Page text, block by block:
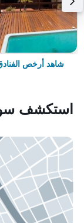
شاهد أرخص
استكشف